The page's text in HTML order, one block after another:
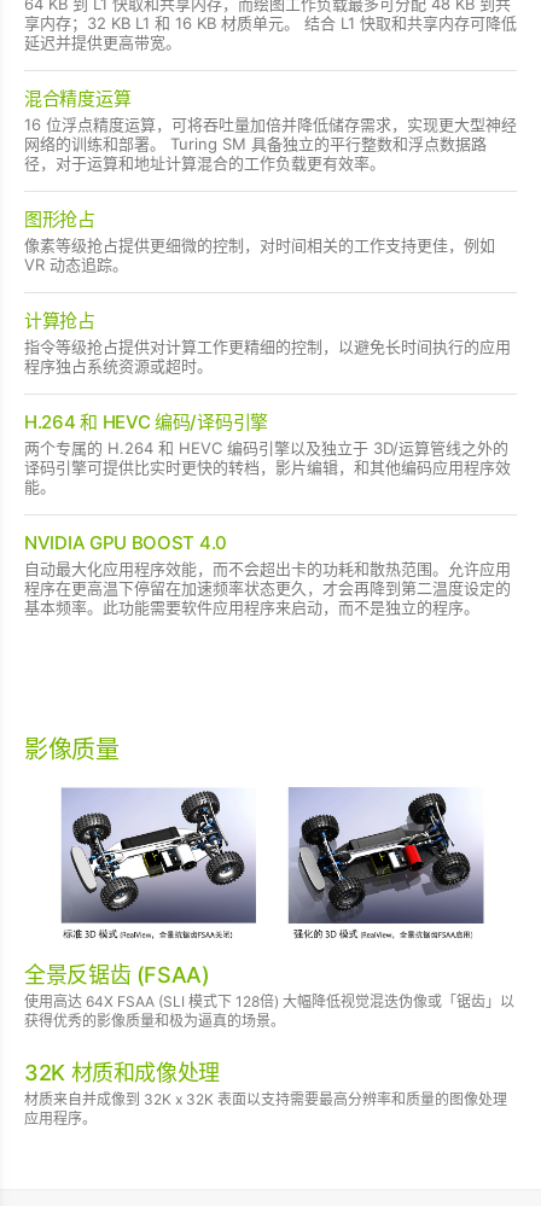
享内存；32 KB L1 和 16 KB 材质单元。 结合 L1 快取和共享内存可降低
延迟并提供更高带宽。
混合精度运算
16 位浮点精度运算，可将吞吐量加倍并降低储存需求，实现更大型神经
网络的训练和部署。 Turing SM 具备独立的平行整数和浮点数据路
径，对于运算和地址计算混合的工作负载更有效率。
图形抢占
像素等级抢占提供更细微的控制，对时间相关的工作支持更佳，例如
VR 动态追踪。
计算抢占
指令等级抢占提供对计算工作更精细的控制，以避免长时间执行的应用
程序独占系统资源或超时。
H.264 和 HEVC 编码/译码引擎
两个专属的 H.264 和 HEVC 编码引擎以及独立于 3D/运算管线之外的
译码引擎可提供比实时更快的转档，影片编辑，和其他编码应用程序效
能。
NVIDIA GPU BOOST 4.0
自动最大化应用程序效能，而不会超出卡的功耗和散热范围。允许应用
程序在更高温下停留在加速频率状态更久，才会再降到第二温度设定的
基本频率。此功能需要软件应用程序来启动，而不是独立的程序。
影像质量
全景反锯齿 (FSAA)
使用高达 64X FSAA (SLI 模式下 128倍) 大幅降低视觉混迭伪像或「锯齿」以
获得优秀的影像质量和极为逼真的场景。
32K 材质和成像处理
材质来自并成像到 32K x 32K 表面以支持需要最高分辨率和质量的图像处理
应用程序。